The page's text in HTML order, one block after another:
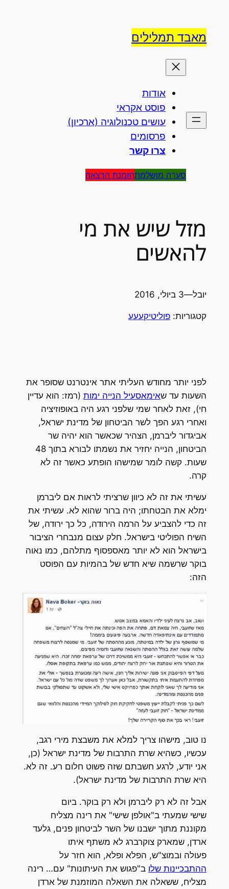
מאבד תמלילים
אודות
פוסט אקראי
עושים טכנולוגיה (ארכיון)
פרסומים
צרו קשר
סערה מושלמתהזמנת הרצאה
מזל שיש את מי
להאשים
יובל—3 ביולי, 2016
קטגוריות: פוליטיקעעע
לפני יותר מחודש העליתי אתר אינטרנט שסופר את
השעות עד שאימאסעיל הנייה ימות(רמז: הוא עדיין
חי), זאת לאחר שמי שלפני רגע היה באופוזיציה
ואחרי רגע הפך לשר הביטחון של מדינת ישראל,
אביגדור ליברמן, הצהיר שכאשר הוא יהיה שר
הביטחון, הנייה יחזיר את נשמתו לבורא בתוך 48
שעות. קשה לומר שמישהו הופתע כאשר זה לא
קרה.
עשיתי את זה לא כיוון שרציתי לראות אם ליברמן
ימלא את הבטחתו; היה ברור שהוא לא. עשיתי את
זה כדי להצביע על הרמה הירודה, כל כך ירודה, של
השיח הפוליטי בישראל. חלק עצום מנבחרי הציבור
בישראל הוא לא יותר מאספסוף מתלהם, כמו נאוה
בוקר שרשמה שיא חדש של בהמיות עם הפוסט
הזה:
נו טוב, מישהו צריך למלא את משבצת מירי רגב,
עכשיו, כשהיא שרת התרבות של מדינת ישראל (כן,
אני יודע, לרגע חשבתם שזה פשוט חלום רע. זה לא.
היא שרת התרבות של מדינת ישראל).
אבל זה לא רק ליברמן ולא רק בוקר. ביום
שישי שמעתי ב"אולפן שישי" את רינה מצליח
מקוננת מתוך ישבנו של השר לביטחון פנים, גלעד
ארדן, שמארק צוקרברג לא משתף איתו
פעולה ובמוצ"ש, הפלא ופלא, הוא חזר על
ההתבכיינות שלו ב"פגוש את העיתונות" עם… רינה
מצליח, ששאלה את השאלה המוזמנת של ארדן